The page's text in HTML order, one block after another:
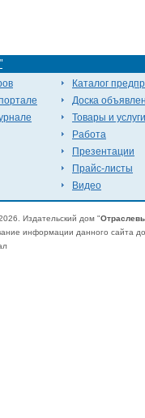
Каталог
Доска
Товары и услуги
Работа
Презентации
Прайс-листы
Видео
Издательский дом "
информации данного сайта